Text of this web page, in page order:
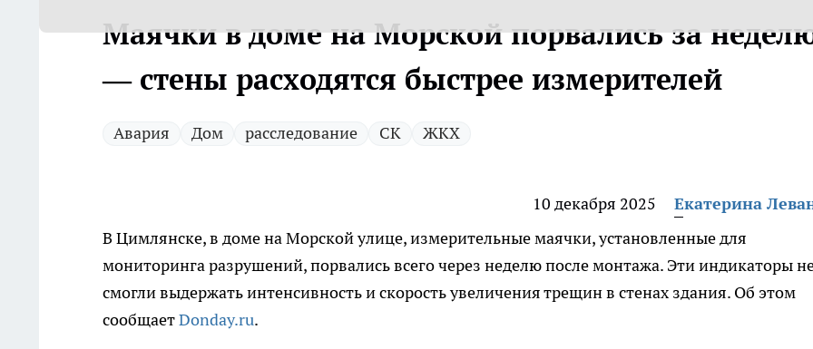
Маячки в доме на Морской порвались за
— стены расходятся быстрее измерителей
Авария Дом расследование СК ЖКХ
10 декабря 2025
Екатерина
В Цимлянске, в доме на Морской улице, измерительные маячки, установленные для
мониторинга разрушений, порвались всего через неделю после монтажа. Эти индикаторы
смогли выдержать интенсивность и скорость увеличения трещин в стенах здания. Об этом
сообщаетDonday.ru.